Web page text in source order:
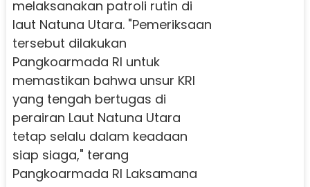
melaksanakan patroli rutin di
laut Natuna Utara. "Pemeriksaan
tersebut dilakukan
Pangkoarmada RI untuk
memastikan bahwa unsur KRI
yang tengah bertugas di
perairan Laut Natuna Utara
tetap selalu dalam keadaan
siap siaga," terang
Pangkoarmada RI Laksamana